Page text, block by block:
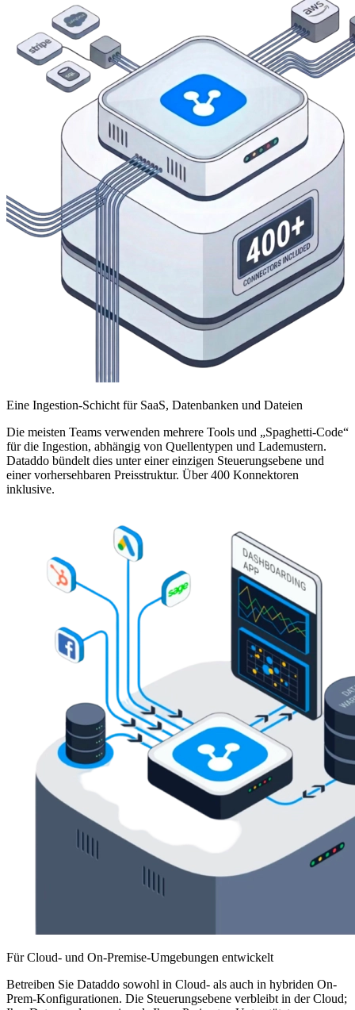
Eine Ingestion-Schicht für SaaS, Datenbanken und Dateien
Die meisten Teams verwenden mehrere Tools und „Spaghetti-Code“
für die Ingestion, abhängig von Quellentypen und Lademustern.
Dataddo bündelt dies unter einer einzigen Steuerungsebene und
einer vorhersehbaren Preisstruktur. Über 400 Konnektoren
inklusive.
Für Cloud- und On-Premise-Umgebungen entwickelt
Betreiben Sie Dataddo sowohl in Cloud- als auch in hybriden On-
Prem-Konfigurationen. Die Steuerungsebene verbleibt in der Cloud;